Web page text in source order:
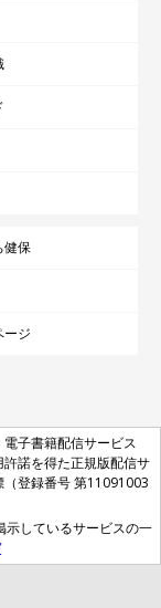
健保
ージ
子書籍配信サービス
諾を得た正規版配信サ
登録番号 第11091003
示しているサービスの一